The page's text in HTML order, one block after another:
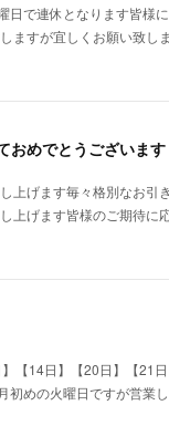
日で連休となります皆様に
ますが宜しくお願い致し
めでとうございます
上げます毎々格別なお引
上げます皆様のご期待に
【14日】【20日】【21
初めの火曜日ですが営業